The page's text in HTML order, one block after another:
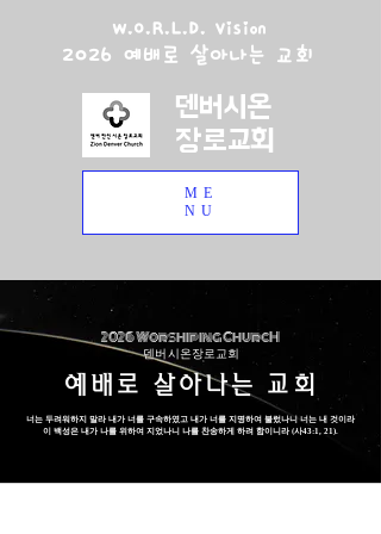
W.O.R.L.D. Vision
2026 예배로 살아나는 교회
덴버시온
장로교회
ME
NU
2026 Worshiping ChurcH
덴버 시온장로교회
예배로 살아나는 교회
너는 두려워하지 말라 내가 너를 구속하였고 내가 너를 지명하여 불렀나니 너는 내 것이라
이 백성은 내가 나를 위하여 지었나니 나를 찬송하게 하려 함이니라 (사43:1, 21).